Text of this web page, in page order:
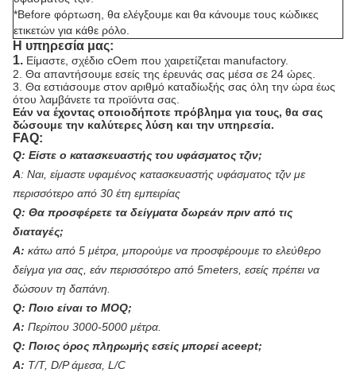
*Before φόρτωση, θα ελέγξουμε και θα κάνουμε τους κώδικες
ετικετών για κάθε ρόλο.
Η υπηρεσία μας:
1. Είμαστε, σχέδιο cOem που χαιρετίζεται manufactory.
2. Θα απαντήσουμε εσείς της έρευνάς σας μέσα σε 24 ώρες.
3. Θα εστιάσουμε στον αριθμό καταδίωξής σας όλη την ώρα έως
ότου λαμβάνετε τα προϊόντα σας.
Εάν να έχοντας οποιοδήποτε πρόβλημα για τους, θα σας
δώσουμε την καλύτερες λύση και την υπηρεσία.
FAQ:
Q: Είστε ο κατασκευαστής του υφάσματος τζιν;
Α: Ναι, είμαστε υφαμένος κατασκευαστής υφάσματος τζιν με
περισσότερο από 30 έτη εμπειρίας
Q: Θα προσφέρετε τα δείγματα δωρεάν πριν από τις
διαταγές;
Α: κάτω από 5 μέτρα, μπορούμε να προσφέρουμε το ελεύθερο
δείγμα για σας, εάν περισσότερο από 5meters, εσείς πρέπει να
δώσουν τη δαπάνη.
Q: Ποιο είναι το MOQ;
Α: Περίπου 3000-5000 μέτρα.
Q: Ποιος όρος πληρωμής εσείς μπορεί aceept;
Α: T/T, D/P άμεσα, L/C